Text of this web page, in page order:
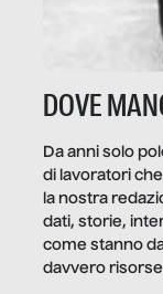
DOVE
Da anni solo
di lavoratori
la nostra
dati, storie,
come stanno
davvero